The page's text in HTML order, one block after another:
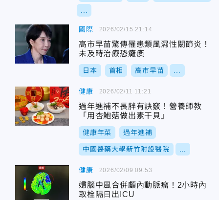
國際
高市早苗驚傳罹患類風濕性關節炎！
未及時治療恐癱瘓
日本 首相 高市早苗
2026/02/15 21:14
健康
過年進補不長胖有訣竅！營養師教
「用杏鮑菇做出素干貝」
健康年菜 過年進補
中國醫藥大學新竹附設醫院
2026/02/11 11:21
健康
婦腦中風合併顱內動脈瘤！2小時內
取栓隔日出ICU
2026/02/09 09:53